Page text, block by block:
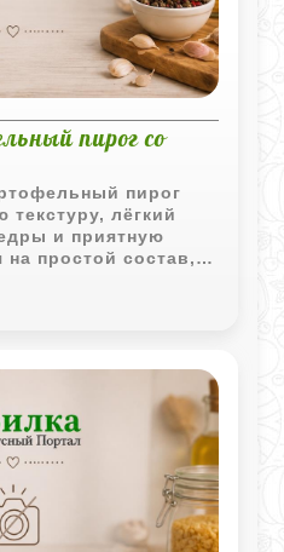
пирог со
пирог
текстуру, лёгкий
и приятную
простой состав,
интересной и
или кофе.